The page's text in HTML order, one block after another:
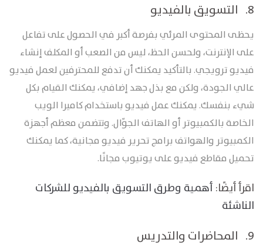
8. التسويق بالفيديو
يحظى المحتوى المرئي بفرصة أكبر في الحصول على تفاعل
على الإنترنت، ولحسن الحظ، ليس من الصعب أو المكلف إنشاء
فيديو ترويجي. بالتأكيد يمكنك أن تدفع للمحترفين لعمل فيديو
عالي الجودة، ولكن مع بذل جهد إضافي، يمكنك القيام بكل
شيء بنفسك. يمكنك عمل فيديو باستخدام كاميرا الويب
الخاصة بالكمبيوتر أو الهاتف الجوّال. وتتضمن معظم أجهزة
الكمبيوتر والهواتف برامج تحرير فيديو مجانية، كما يمكنك
تحميل مقاطع فيديو على يوتيوب مجانًا.
اقرأ أيضًا: أهمية وطرق التسويق بالفيديو للشركات
الناشئة
9. المحاضرات والتدريس